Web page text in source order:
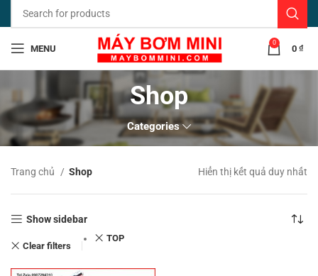
MENU
0
0 ₫
Shop
Categories
Trang chủ Shop Hiển thị kết quả duy nhất
Show sidebar
Clear filters
TOP